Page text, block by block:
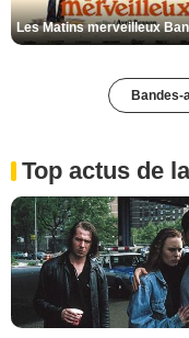
Bandes-
Top actus de